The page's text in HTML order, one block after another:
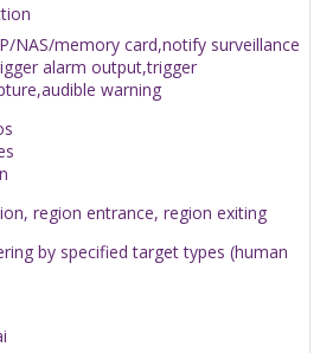
NAS/memory card,notify surveillance
alarm output,trigger
warning
region entrance, region exiting
by specified target types (human